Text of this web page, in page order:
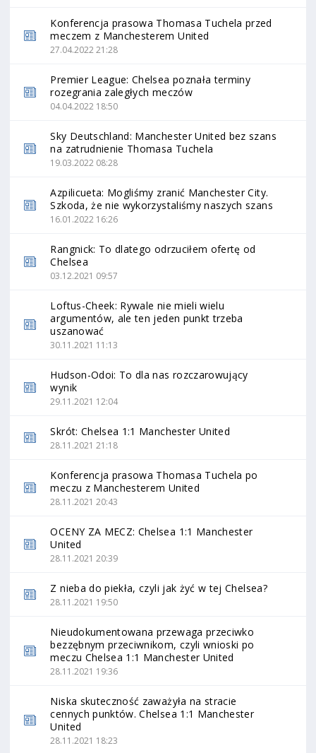
Konferencja prasowa Thomasa Tuchela przed
meczem z Manchesterem United
27.04.2022 21:28
Premier League: Chelsea poznała terminy
rozegrania zaległych meczów
04.04.2022 18:50
Sky Deutschland: Manchester United bez szans
na zatrudnienie Thomasa Tuchela
19.03.2022 08:28
Azpilicueta: Mogliśmy zranić Manchester City.
Szkoda, że nie wykorzystaliśmy naszych szans
16.01.2022 16:26
Rangnick: To dlatego odrzuciłem ofertę od
Chelsea
03.12.2021 09:57
Loftus-Cheek: Rywale nie mieli wielu
argumentów, ale ten jeden punkt trzeba
uszanować
30.11.2021 11:13
Hudson-Odoi: To dla nas rozczarowujący
wynik
29.11.2021 12:04
Skrót: Chelsea 1:1 Manchester United
28.11.2021 21:18
Konferencja prasowa Thomasa Tuchela po
meczu z Manchesterem United
28.11.2021 20:43
OCENY ZA MECZ: Chelsea 1:1 Manchester
United
28.11.2021 20:39
Z nieba do piekła, czyli jak żyć w tej Chelsea?
28.11.2021 19:50
Nieudokumentowana przewaga przeciwko
bezzębnym przeciwnikom, czyli wnioski po
meczu Chelsea 1:1 Manchester United
28.11.2021 19:36
Niska skuteczność zaważyła na stracie
cennych punktów. Chelsea 1:1 Manchester
United
28.11.2021 18:23